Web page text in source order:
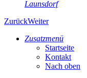
Launsdorf
ZurückWeiter
Zusatzmenü
Startseite
Kontakt
Nach oben